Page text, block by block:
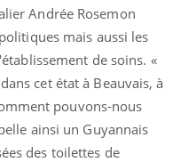
Andrée Rosemon
mais aussi les
de soins. «
cet état à Beauvais, à
pouvons-nous
ainsi un Guyannais
des toilettes de